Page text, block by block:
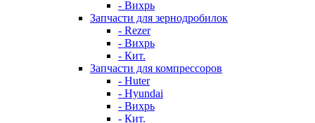
- Вихрь
Запчасти для зернодробилок
- Rezer
- Вихрь
- Кит.
Запчасти для компрессоров
- Huter
- Hyundai
- Вихрь
- Кит.